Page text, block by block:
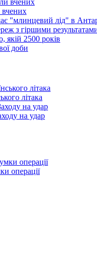
вчених
"млинцевий лід" в
з гіршими
якій 2500 років
доби
літака
на удар
операції